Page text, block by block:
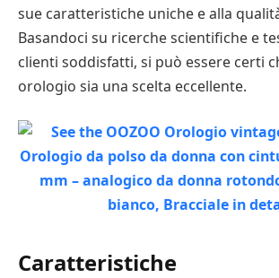
sue caratteristiche uniche e alla
Basandoci su ricerche scientifiche e
clienti soddisfatti, si può essere certi
orologio sia una scelta eccellente.
Caratteristiche